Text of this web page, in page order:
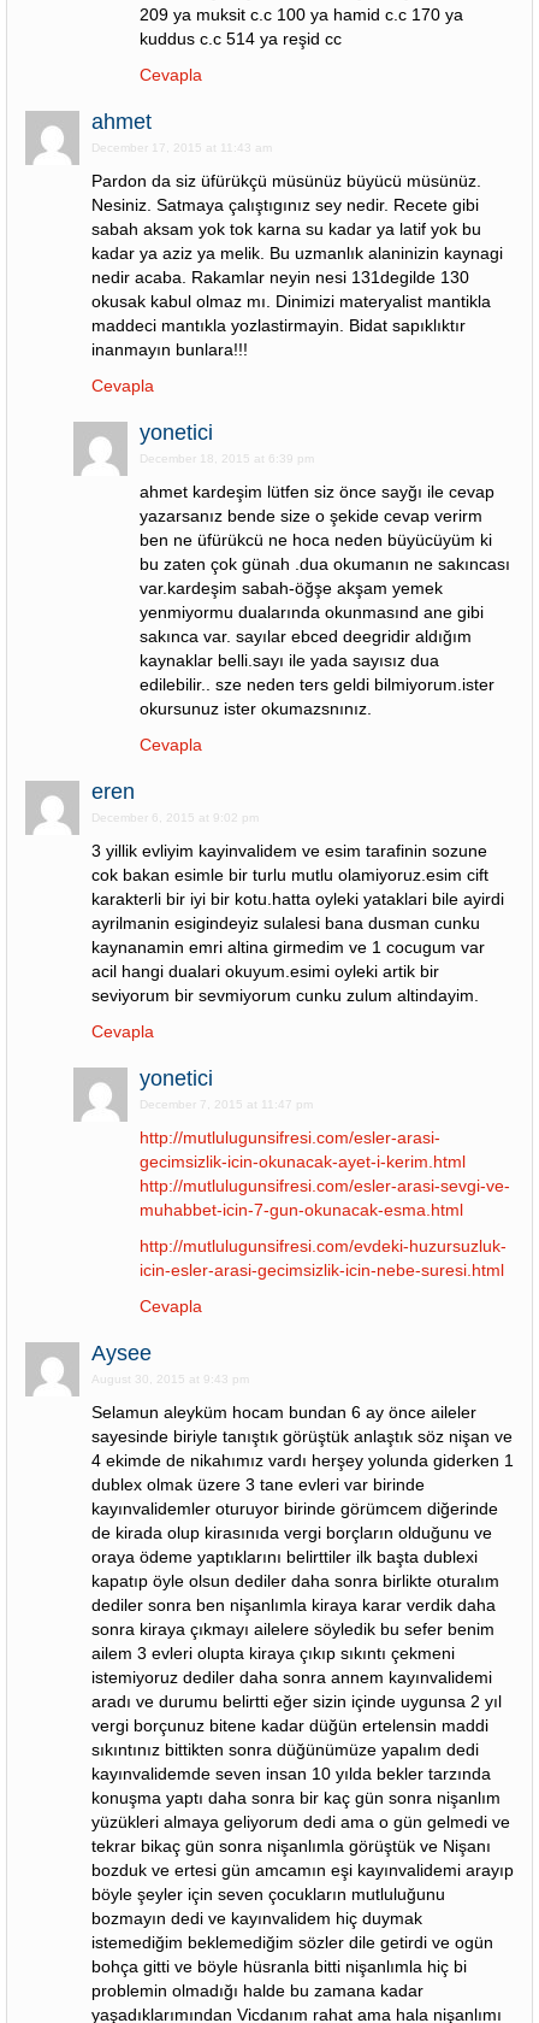
209 ya muksit c.c 100 ya hamid c.c 170 ya
kuddus c.c 514 ya reşid cc
Cevapla
ahmet
December 17, 2015 at 11:43 am
Pardon da siz üfürükçü müsünüz büyücü müsünüz.
Nesiniz. Satmaya çalıştıgınız sey nedir. Recete gibi
sabah aksam yok tok karna su kadar ya latif yok bu
kadar ya aziz ya melik. Bu uzmanlık alaninizin kaynagi
nedir acaba. Rakamlar neyin nesi 131degilde 130
okusak kabul olmaz mı. Dinimizi materyalist mantikla
maddeci mantıkla yozlastirmayin. Bidat sapıklıktır
inanmayın bunlara!!!
Cevapla
yonetici
December 18, 2015 at 6:39 pm
ahmet kardeşim lütfen siz önce sayğı ile cevap
yazarsanız bende size o şekide cevap verirm
ben ne üfürükcü ne hoca neden büyücüyüm ki
bu zaten çok günah .dua okumanın ne sakıncası
var.kardeşim sabah-öğşe akşam yemek
yenmiyormu dualarında okunmasınd ane gibi
sakınca var. sayılar ebced deegridir aldığım
kaynaklar belli.sayı ile yada sayısız dua
edilebilir.. sze neden ters geldi bilmiyorum.ister
okursunuz ister okumazsnınız.
Cevapla
eren
December 6, 2015 at 9:02 pm
3 yillik evliyim kayinvalidem ve esim tarafinin sozune
cok bakan esimle bir turlu mutlu olamiyoruz.esim cift
karakterli bir iyi bir kotu.hatta oyleki yataklari bile ayirdi
ayrilmanin esigindeyiz sulalesi bana dusman cunku
kaynanamin emri altina girmedim ve 1 cocugum var
acil hangi dualari okuyum.esimi oyleki artik bir
seviyorum bir sevmiyorum cunku zulum altindayim.
Cevapla
yonetici
December 7, 2015 at 11:47 pm
http://mutlulugunsifresi.com/esler-arasi-
gecimsizlik-icin-okunacak-ayet-i-kerim.html
http://mutlulugunsifresi.com/esler-arasi-sevgi-ve-
muhabbet-icin-7-gun-okunacak-esma.html
http://mutlulugunsifresi.com/evdeki-huzursuzluk-
icin-esler-arasi-gecimsizlik-icin-nebe-suresi.html
Cevapla
Aysee
August 30, 2015 at 9:43 pm
Selamun aleyküm hocam bundan 6 ay önce aileler
sayesinde biriyle tanıştık görüştük anlaştık söz nişan ve
4 ekimde de nikahımız vardı herşey yolunda giderken 1
dublex olmak üzere 3 tane evleri var birinde
kayınvalidemler oturuyor birinde görümcem diğerinde
de kirada olup kirasınıda vergi borçların olduğunu ve
oraya ödeme yaptıklarını belirttiler ilk başta dublexi
kapatıp öyle olsun dediler daha sonra birlikte oturalım
dediler sonra ben nişanlımla kiraya karar verdik daha
sonra kiraya çıkmayı ailelere söyledik bu sefer benim
ailem 3 evleri olupta kiraya çıkıp sıkıntı çekmeni
istemiyoruz dediler daha sonra annem kayınvalidemi
aradı ve durumu belirtti eğer sizin içinde uygunsa 2 yıl
vergi borçunuz bitene kadar düğün ertelensin maddi
sıkıntınız bittikten sonra düğünümüze yapalım dedi
kayınvalidemde seven insan 10 yılda bekler tarzında
konuşma yaptı daha sonra bir kaç gün sonra nişanlım
yüzükleri almaya geliyorum dedi ama o gün gelmedi ve
tekrar bikaç gün sonra nişanlımla görüştük ve Nişanı
bozduk ve ertesi gün amcamın eşi kayınvalidemi arayıp
böyle şeyler için seven çocukların mutluluğunu
bozmayın dedi ve kayınvalidem hiç duymak
istemediğim beklemediğim sözler dile getirdi ve ogün
bohça gitti ve böyle hüsranla bitti nişanlımla hiç bi
problemin olmadığı halde bu zamana kadar
yaşadıklarımından Vicdanım rahat ama hala nişanlımı